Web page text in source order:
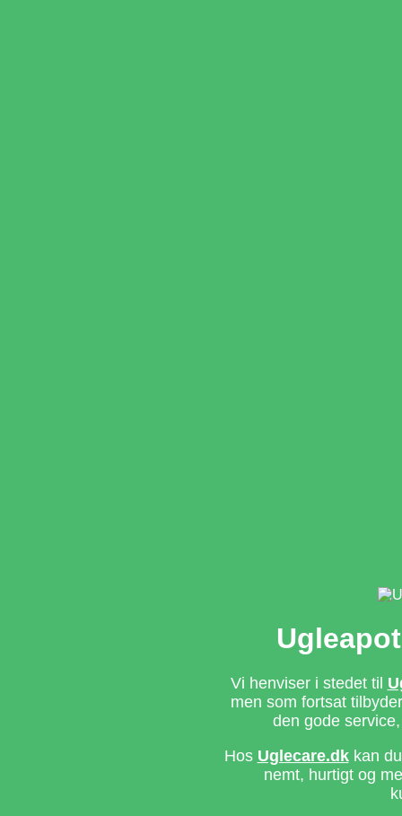
Vi henviser i stedet til
men som fortsat
den gode
Hos Uglecare.dkkan du
nemt, hurtigt og